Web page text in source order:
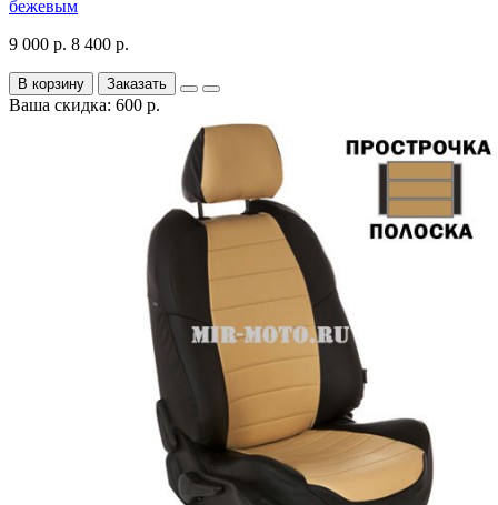
бежевым
9 000 р. 8 400 р.
В корзину Заказать
Ваша скидка: 600 р.